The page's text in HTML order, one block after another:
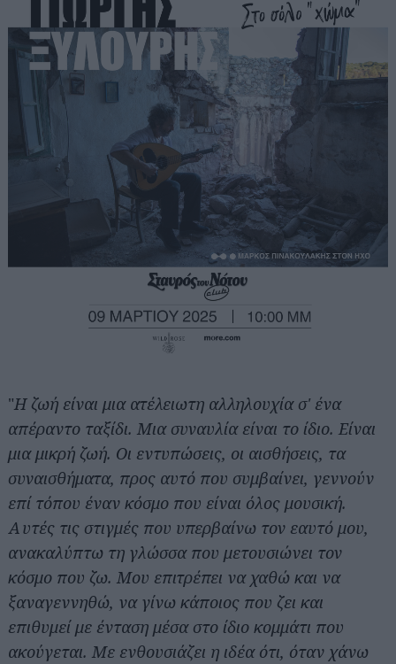
"Η ζωή είναι μια ατέλειωτη αλληλουχία σ' ένα
απέραντο ταξίδι. Μια συναυλία είναι το ίδιο. Είναι
μια μικρή ζωή. Οι εντυπώσεις, οι αισθήσεις, τα
συναισθήματα, προς αυτό που συμβαίνει, γεννούν
επί τόπου έναν κόσμο που είναι όλος μουσική.
Αυτές τις στιγμές που υπερβαίνω τον εαυτό μου,
ανακαλύπτω τη γλώσσα που μετουσιώνει τον
κόσμο που ζω. Μου επιτρέπει να χαθώ και να
ξαναγεννηθώ, να γίνω κάποιος που ζει και
επιθυμεί με ένταση μέσα στο ίδιο κομμάτι που
ακούγεται. Με ενθουσιάζει η ιδέα ότι, όταν χάνω